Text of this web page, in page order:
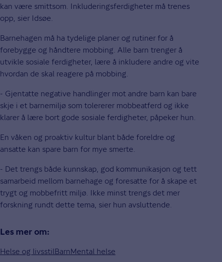
kan være smittsom. Inkluderingsferdigheter må trenes
opp, sier Idsøe.
Barnehagen må ha tydelige planer og rutiner for å
forebygge og håndtere mobbing. Alle barn trenger å
utvikle sosiale ferdigheter, lære å inkludere andre og vite
hvordan de skal reagere på mobbing.
- Gjentatte negative handlinger mot andre barn kan bare
skje i et barnemiljø som tolererer mobbeatferd og ikke
klarer å lære bort gode sosiale ferdigheter, påpeker hun.
En våken og proaktiv kultur blant både foreldre og
ansatte kan spare barn for mye smerte.
- Det trengs både kunnskap, god kommunikasjon og tett
samarbeid mellom barnehage og foresatte for å skape et
trygt og mobbefritt miljø. Ikke minst trengs det mer
forskning rundt dette tema, sier hun avsluttende.
Les mer om:
Helse og livsstilBarnMental helse